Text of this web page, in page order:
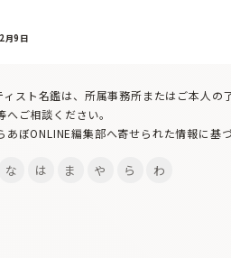
月9日
ィスト名鑑は、所属事務所またはご本人
ご相談ください。
あぼONLINE編集部へ寄せられた情報に基
な は ま や ら わ